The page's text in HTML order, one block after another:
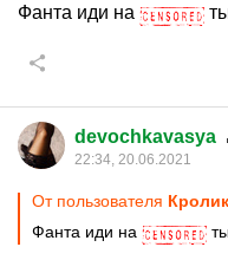
Фанта иди на
devochkavasya
22:34, 20.06.2021
От пользователя
Фанта иди на